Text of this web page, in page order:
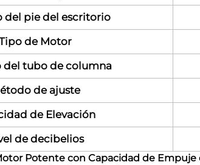
del pie del escritorio
de Motor
del tubo de columna
de ajuste
de Elevación
de decibelios
Potente con Capacidad de